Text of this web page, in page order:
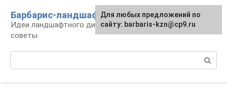
контенту
Барбарис-ландшафт
Идеи ландшафтного дизайна, правила и
советы
Для любых предложений по
сайту: barbaris-kzn@cp9.ru